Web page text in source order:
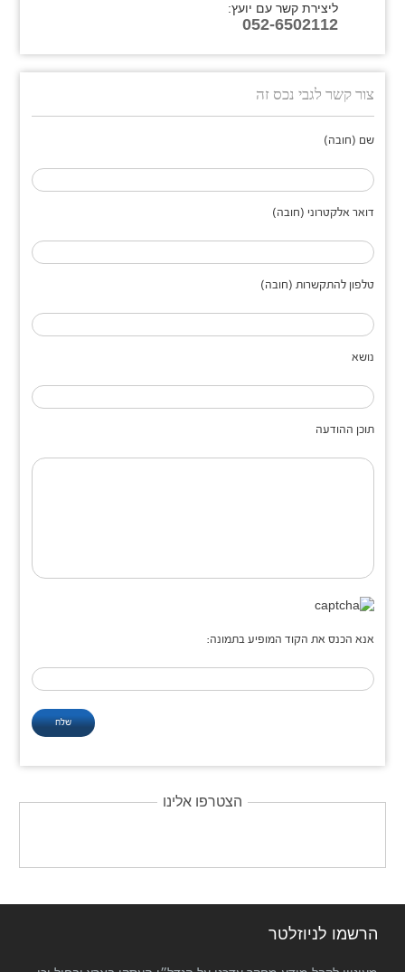
ליצירת קשר עם יועץ:
052-6502112
צור קשר לגבי נכס זה
שם (חובה)
דואר אלקטרוני (חובה)
טלפון להתקשרות (חובה)
נושא
תוכן ההודעה
אנא הכנס את הקוד המופיע בתמונה:
הצטרפו אלינו
הרשמו לניוזלטר